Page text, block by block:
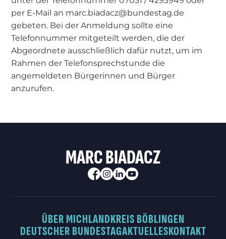
per E-Mail an marc.biadacz@bundestag.de
gebeten. Bei der Anmeldung sollte eine
Telefonnummer mitgeteilt werden, die der
Abgeordnete ausschließlich dafür nutzt, um im
Rahmen der Telefonsprechstunde die
angemeldeten Bürgerinnen und Bürger
anzurufen.
MARC BIADACZ
ÜBER MICHLANDKREIS BÖBLINGEN
DEUTSCHER BUNDESTAGAKTUELLESKONTAKT